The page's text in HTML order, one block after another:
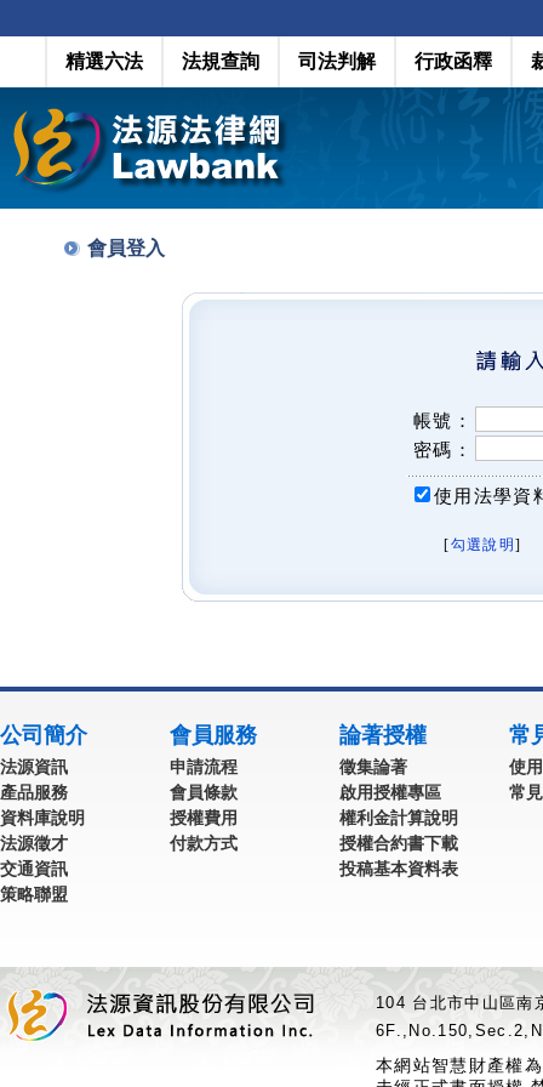
精選六法 法規查詢 司法判解 行政函釋
會員登入
帳號：
密碼：
使用法學資
[勾選說明 ]
公司簡介
法源資訊
產品服務
資料庫說明
法源徵才
交通資訊
策略聯盟
會員服務
申請流程
會員條款
授權費用
付款方式
論著授權
徵集論著
啟用授權專區
權利金計算說明
授權合約書下載
投稿基本資料表
常
使
常
104 台北市中山區
本網站智慧財產權